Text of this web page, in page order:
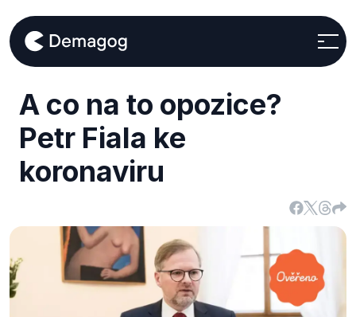
A co na to opozice?
Petr Fiala ke
koronaviru